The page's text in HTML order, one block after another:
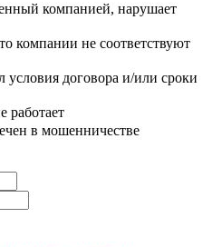
компанией, нарушает
компании не соответствуют
договора и/или сроки
работает
в мошенничестве